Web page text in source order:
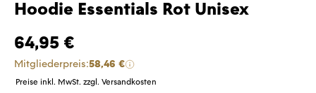
Hoodie Essentials Rot Unisex
64,95 €
Mitgliederpreis:58,46 €
Preise inkl. MwSt. zzgl. Versandkosten